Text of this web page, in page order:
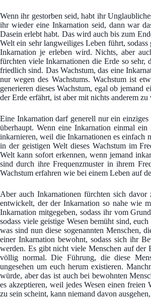
Wenn ihr gestorben seid, habt ihr
ihr wieder eine Inkarnation seid, dann war
Dasein erlebt habt. Das wird auch bis zum
Welt ein sehr langweiliges Leben führt,
Inkarnation je erleben wird. Nichts, aber
fürchten viele Inkarnationen die Erde so sehr,
friedlich sind. Das Wachstum, das eine
nur wegen des Wachstums. Wachstum ist
generieren dieses Wachstum, egal ob jemand
der Erde erfährt, ist aber mit nichts anderem
Eine Inkarnation darf generell nur ein
überhaupt. Wenn eine Inkarnation einmal
inkarnieren, weil die Inkarnationen es einfach
in der geistigen Welt dieses Wachstum im
Welt kann sofort erkennen, wenn jemand
sind durch ihre Frequenzmuster in ihrem
Wachstum erfahren wie bei einem Leben auf
Aber auch Inkarnationen fürchten sich
entwickelt, der der Inkarnation so nahe wie
Inkarnation mitgegeben, sodass ihr vom
sodass viele geistige Wesen bemüht sind,
was sind nun diese sogenannten Menschen,
einer Inkarnation bewohnt, sodass sich ihr
werden. Es gibt nicht viele Menschen auf der
völlig normal. Die Führung, die diese
ungesehen um euch herum existieren.
würde, aber das ist auch bei bewohnten
es akzeptieren, weil jedes Wesen einen
zu sein scheint, kann niemand davon